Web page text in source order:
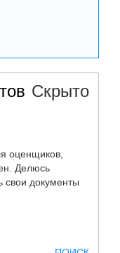
Скрыто
оценщиков,
Делюсь
свои документы